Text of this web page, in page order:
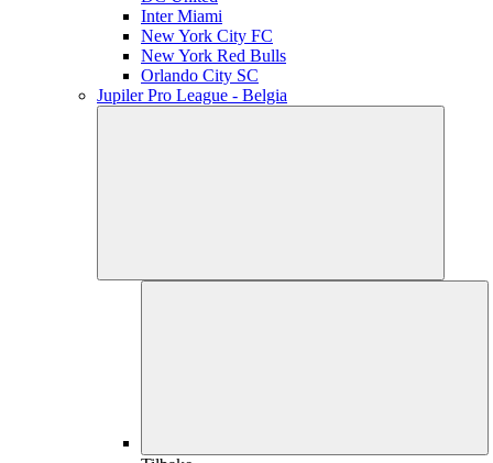
Inter Miami
New York City FC
New York Red Bulls
Orlando City SC
Jupiler Pro League - Belgia